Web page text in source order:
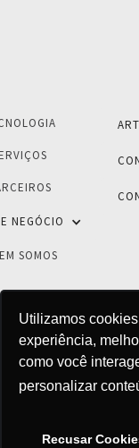
Utilizamos
experiência,
como você
personalizar
Recusar
NEGÓCIO
SOMOS
© 2026 - 2S